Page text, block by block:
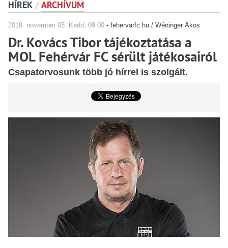
HÍREK / ARCHÍVUM
2019. november05. Kedd, 09:00- fehervarfc.hu / Wéninger Ákos
Dr. Kovács Tibor tájékoztatása a
MOL Fehérvár FC sérült játékosairól
Csapatorvosunk több jó hírrel is szolgált.